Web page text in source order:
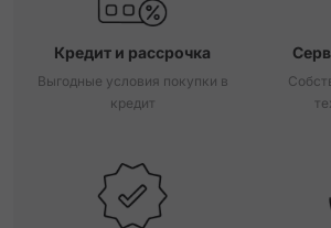
Кредит и рассрочка
Выгодные условия покупки в
кредит